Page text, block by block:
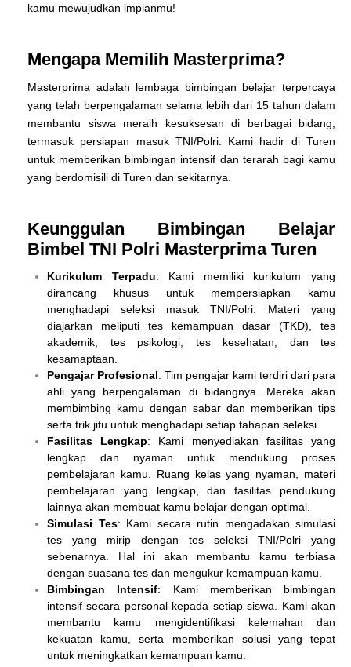
kamu mewujudkan impianmu!
Mengapa Memilih Masterprima?
Masterprima adalah lembaga bimbingan belajar terpercaya
yang telah berpengalaman selama lebih dari 15 tahun dalam
membantu siswa meraih kesuksesan di berbagai bidang,
termasuk persiapan masuk TNI/Polri. Kami hadir di Turen
untuk memberikan bimbingan intensif dan terarah bagi kamu
yang berdomisili di Turen dan sekitarnya.
Keunggulan Bimbingan Belajar
Bimbel TNI Polri Masterprima Turen
Kurikulum Terpadu: Kami memiliki kurikulum yang
dirancang khusus untuk mempersiapkan kamu
menghadapi seleksi masuk TNI/Polri. Materi yang
diajarkan meliputi tes kemampuan dasar (TKD), tes
akademik, tes psikologi, tes kesehatan, dan tes
kesamaptaan.
Pengajar Profesional: Tim pengajar kami terdiri dari para
ahli yang berpengalaman di bidangnya. Mereka akan
membimbing kamu dengan sabar dan memberikan tips
serta trik jitu untuk menghadapi setiap tahapan seleksi.
Fasilitas Lengkap: Kami menyediakan fasilitas yang
lengkap dan nyaman untuk mendukung proses
pembelajaran kamu. Ruang kelas yang nyaman, materi
pembelajaran yang lengkap, dan fasilitas pendukung
lainnya akan membuat kamu belajar dengan optimal.
Simulasi Tes: Kami secara rutin mengadakan simulasi
tes yang mirip dengan tes seleksi TNI/Polri yang
sebenarnya. Hal ini akan membantu kamu terbiasa
dengan suasana tes dan mengukur kemampuan kamu.
Bimbingan Intensif: Kami memberikan bimbingan
intensif secara personal kepada setiap siswa. Kami akan
membantu kamu mengidentifikasi kelemahan dan
kekuatan kamu, serta memberikan solusi yang tepat
untuk meningkatkan kemampuan kamu.